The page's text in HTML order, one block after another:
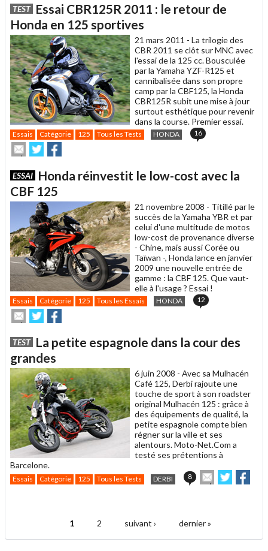
à
un
ami
TEST Essai CBR125R 2011 : le retour de
Honda en 125 sportives
21 mars 2011 - La trilogie des
CBR 2011 se clôt sur MNC avec
l'essai de la 125 cc. Bousculée
par la Yamaha YZF-R125 et
cannibalisée dans son propre
camp par la CBF125, la Honda
CBR125R subit une mise à jour
surtout esthétique pour revenir
dans la course. Premier essai.
Essais Catégorie 125 Tous les Tests HONDA 16
Envoyer
cet
à
un
ami
Partager
sur
sur
ESSAI Honda réinvestit le low-cost avec la
CBF 125
21 novembre 2008 - Titillé par le
succès de la Yamaha YBR et par
celui d'une multitude de motos
low-cost de provenance diverse
- Chine, mais aussi Corée ou
Taïwan -, Honda lance en janvier
2009 une nouvelle entrée de
gamme : la CBF 125. Que vaut-
elle à l'usage ? Essai !
Essais Catégorie 125 Tous les Essais HONDA 12
Envoyer
cet
à
un
ami
Partager
sur
sur
TEST La petite espagnole dans la cour des
grandes
6 juin 2008 - Avec sa Mulhacén
Café 125, Derbi rajoute une
touche de sport à son roadster
original Mulhacén 125 : grâce à
des équipements de qualité, la
petite espagnole compte bien
régner sur la ville et ses
alentours. Moto-Net.Com a
testé ses prétentions à
Barcelone.
Essais Catégorie 125 Tous les Tests DERBI 8
Envoyer
cet
ami
Partager
sur sur
1 2 suivant › dernier »